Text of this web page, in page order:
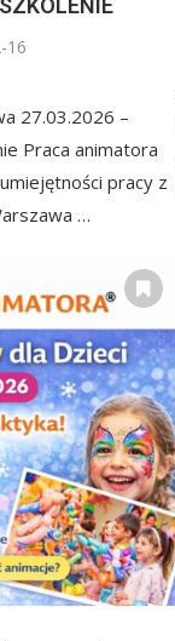
16
27.03.2026 –
Praca animatora
pracy z
…